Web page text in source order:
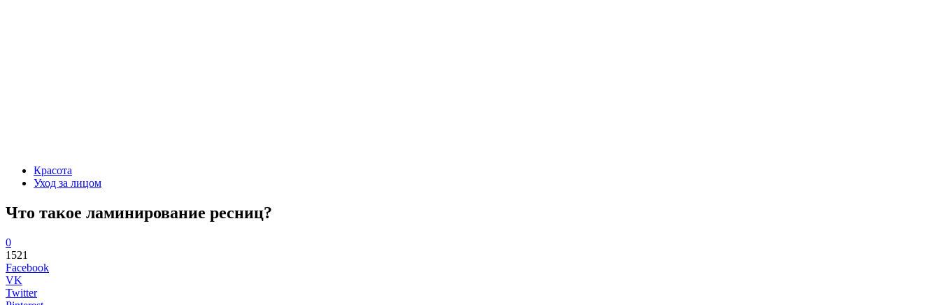
Красота
Уход за лицом
Что такое ламинирование ресниц?
0
1521
Facebook
VK
Twitter